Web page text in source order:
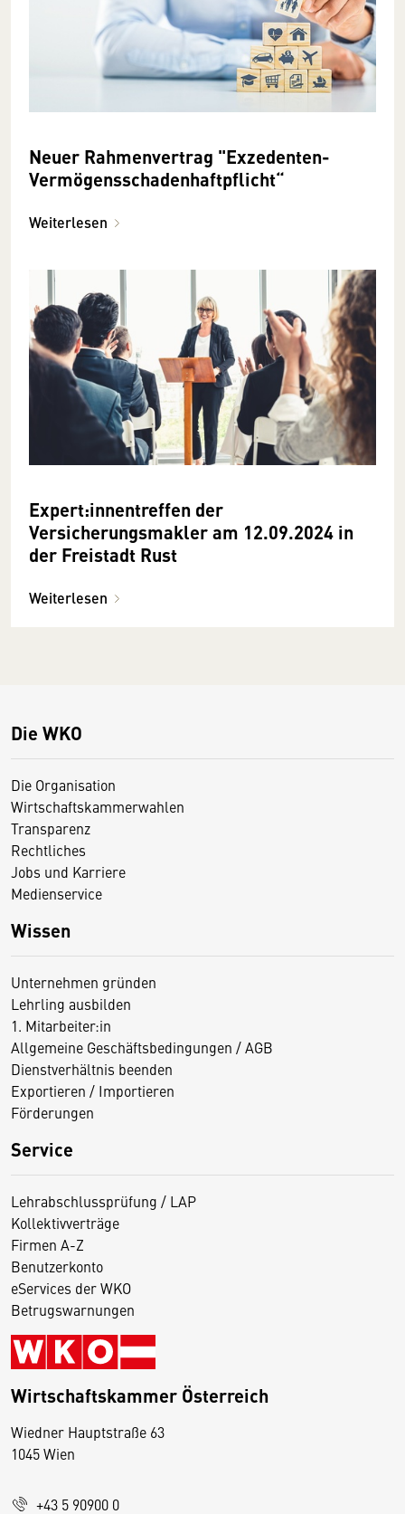
Neuer Rahmenvertrag "Exzedenten-
Vermögensschadenhaftpflicht“
Weiterlesen
Expert:innentreffen der
Versicherungsmakler am 12.09.2024 in
der Freistadt Rust
Weiterlesen
Die WKO
Die Organisation
Wirtschaftskammerwahlen
Transparenz
Rechtliches
Jobs und Karriere
Medienservice
Wissen
Unternehmen gründen
Lehrling ausbilden
1. Mitarbeiter:in
Allgemeine Geschäftsbedingungen / AGB
Dienstverhältnis beenden
Exportieren / Importieren
Förderungen
Service
Lehrabschlussprüfung / LAP
Kollektivverträge
Firmen A-Z
Benutzerkonto
eServices der WKO
Betrugswarnungen
Wirtschaftskammer Österreich
Wiedner Hauptstraße 63
1045 Wien
+43 5 90900 0
D
s